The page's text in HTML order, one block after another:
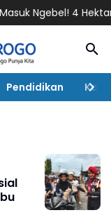
4 Hektar
Pendidikan